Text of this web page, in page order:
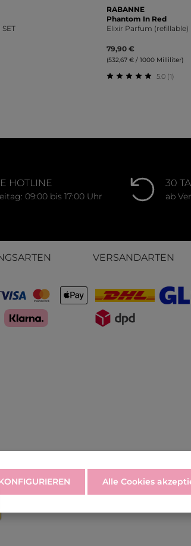
RABANNE
Phantom In Red
Elixir Parfum (refillable)
79,90 €
(532,67 € / 1000 Milliliter)
5.0 (1)
HOTLINE
09:00 bis 17:00 Uhr
30
ab
VERSANDARTEN
Alle Cookies